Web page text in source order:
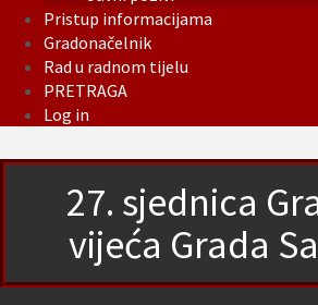
Pristup informacijama
Gradonačelnik
Rad u radnom tijelu
PRETRAGA
Log in
27. sjednica
vijeća Grada